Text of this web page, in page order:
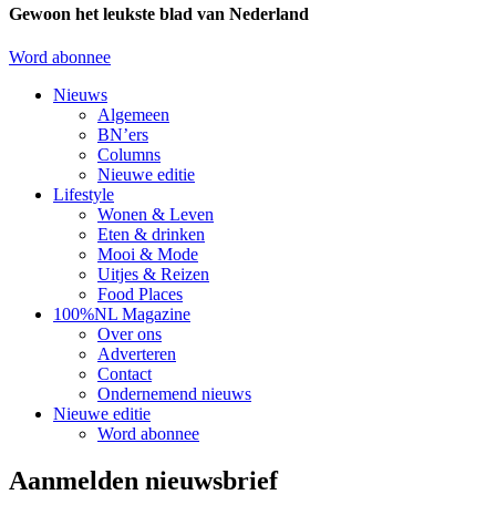
Gewoon het leukste blad van Nederland
Word abonnee
Nieuws
Algemeen
BN’ers
Columns
Nieuwe editie
Lifestyle
Wonen & Leven
Eten & drinken
Mooi & Mode
Uitjes & Reizen
Food Places
100%NL Magazine
Over ons
Adverteren
Contact
Ondernemend nieuws
Nieuwe editie
Word abonnee
Aanmelden nieuwsbrief